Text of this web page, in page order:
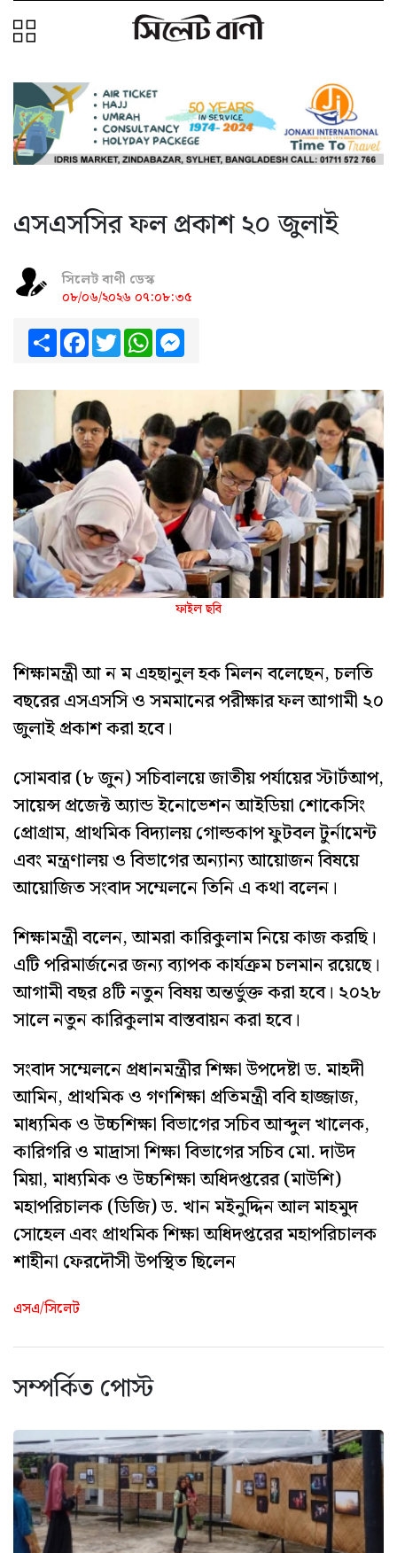
এসএসসির ফল প্রকাশ ২০ জুলাই
সিলেট বাণী ডেস্ক
০৮/০৬/২০২৬ ০৭:০৮:৩৫
ShareFacebook
TwitterWhatsApp
ফাইল ছবি
শিক্ষামন্ত্রী আ ন ম এহছানুল হক মিলন বলেছেন, চলতি
বছরের এসএসসি ও সমমানের পরীক্ষার ফল আগামী ২০
জুলাই প্রকাশ করা হবে।
সোমবার (৮ জুন) সচিবালয়ে জাতীয় পর্যায়ের স্টার্টআপ,
সায়েন্স প্রজেক্ট অ্যান্ড ইনোভেশন আইডিয়া শোকেসিং
প্রোগ্রাম, প্রাথমিক বিদ্যালয় গোল্ডকাপ ফুটবল টুর্নামেন্ট
এবং মন্ত্রণালয় ও বিভাগের অন্যান্য আয়োজন বিষয়ে
আয়োজিত সংবাদ সম্মেলনে তিনি এ কথা বলেন।
শিক্ষামন্ত্রী বলেন, আমরা কারিকুলাম নিয়ে কাজ করছি।
এটি পরিমার্জনের জন্য ব্যাপক কার্যক্রম চলমান রয়েছে।
আগামী বছর ৪টি নতুন বিষয় অন্তর্ভুক্ত করা হবে। ২০২৮
সালে নতুন কারিকুলাম বাস্তবায়ন করা হবে।
সংবাদ সম্মেলনে প্রধানমন্ত্রীর শিক্ষা উপদেষ্টা ড. মাহদী
আমিন, প্রাথমিক ও গণশিক্ষা প্রতিমন্ত্রী ববি হাজ্জাজ,
মাধ্যমিক ও উচ্চশিক্ষা বিভাগের সচিব আব্দুল খালেক,
কারিগরি ও মাদ্রাসা শিক্ষা বিভাগের সচিব মো. দাউদ
মিয়া, মাধ্যমিক ও উচ্চশিক্ষা অধিদপ্তরের (মাউশি)
মহাপরিচালক (ডিজি) ড. খান মইনুদ্দিন আল মাহমুদ
সোহেল এবং প্রাথমিক শিক্ষা অধিদপ্তরের মহাপরিচালক
শাহীনা ফেরদৌসী উপস্থিত ছিলেন
এসএ/সিলেট
সম্পর্কিত পোস্ট